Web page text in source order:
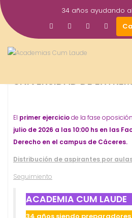
Saltar
al
contenido
34 años ayudando
May
2026
Gestor
OPOSICIONES -
FECHA DE
UNIVERSIDAD DE
El primer ejerciciode la fase
julio de 2026 a las 10:00 hs en las
Derecho en el campus de Cáceres.
Distribución de aspirantes por
Seguimiento
ACADEMIA CUM LAUDE